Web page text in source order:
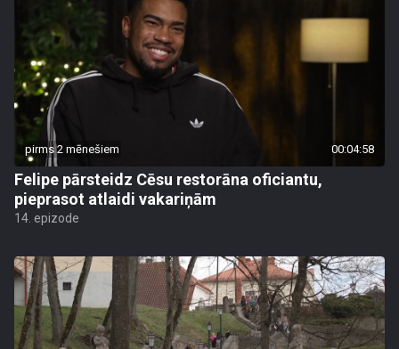
pirms 2 mēnešiem 00:04:58
Felipe pārsteidz Cēsu restorāna oficiantu,
pieprasot atlaidi vakariņām
14. epizode